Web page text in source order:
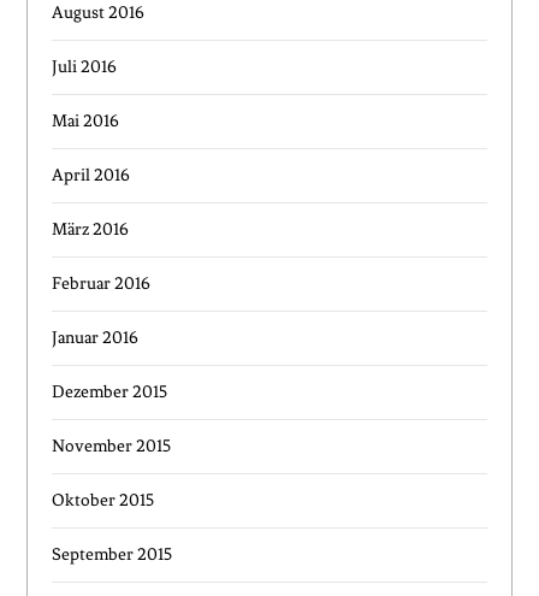
August 2016
Juli 2016
Mai 2016
April 2016
März 2016
Februar 2016
Januar 2016
Dezember 2015
November 2015
Oktober 2015
September 2015